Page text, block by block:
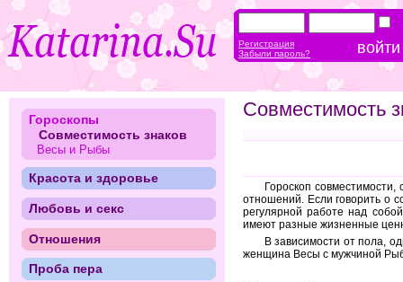
Совместимость
Гороскоп
отношений. Если говорить о
регулярной работе над
имеют разные жизненные
В зависимости от пола,
женщина Весы с мужчиной
Гороскопы
Совместимость знаков
Весы и Рыбы
Красота и здоровье
Любовь и секс
Отношения
Проба пера
Регистрация
Забыли пароль?